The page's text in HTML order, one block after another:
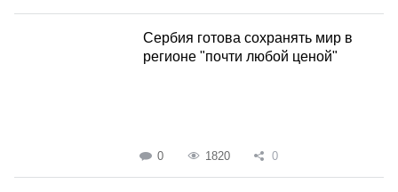
Сербия готова сохранять мир в
регионе "почти любой ценой"
0 1820 0